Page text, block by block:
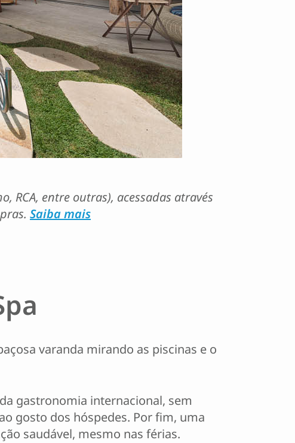
RCA, entre outras), acessadas através
Saiba mais
varanda mirando as piscinas e o
gastronomia internacional, sem
gosto dos hóspedes. Por fim, uma
saudável, mesmo nas férias.